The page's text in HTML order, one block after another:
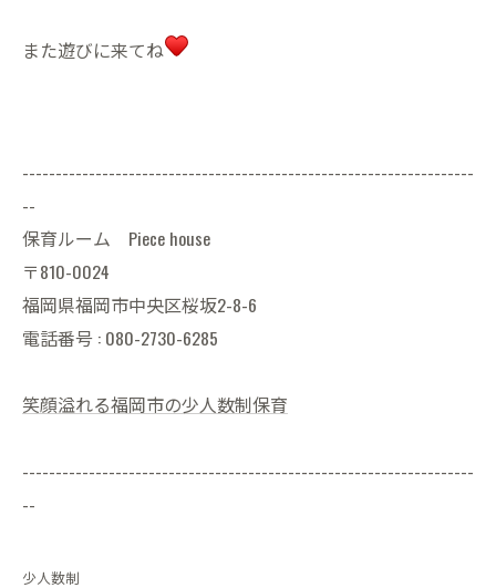
また遊びに来てね
--------------------------------------------------------------------
--
保育ルーム Piece house
〒810-0024
福岡県福岡市中央区桜坂2-8-6
電話番号 : 080-2730-6285
笑顔溢れる福岡市の少人数制保育
--------------------------------------------------------------------
--
少人数制